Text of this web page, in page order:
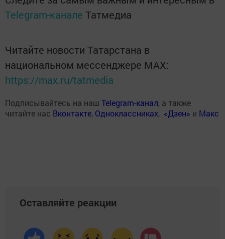
Telegram-канале Татмедиа
Читайте новости Татарстана в
национальном мессенджере MАХ:
https://max.ru/tatmedia
Подписывайтесь на наш Telegram-канал, а также
читайте нас Вконтакте, Одноклассниках, «Дзен» и Макс
Оставляйте реакции